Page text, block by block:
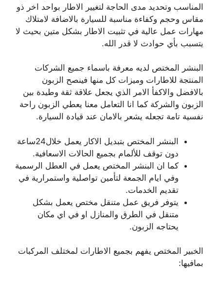
المناسب وتحديد مدى الحاجة لتغيير الاطار بواحد اخر ذو
مقاس وحجم وكفاءة مناسبة للسيارة بالاضافة لامتلاك
مهارات عمل عالية في تثبيت الاطار بشكل متين بحيث لا
يتسبب بأي حوادث لا قدر الله.
البنشر المختص لديه معرفة باسماء جميع الشركات
المنتجة للاطارات وميزات كل منها فينصح الزبون
بالافضل والاكفأ الامر الذي يجعل علاقة ثقة وطيدة بين
الزبون والشركة كما انا التعامل معنا يعطي الزبون راحة
نفسية تامة تجعله يشعر بالامان عند قيادة السيارة.
البنشر المختص بتبديل الاكار يعمل خلال24ساعة
دون توقف للألمام بجميع الحالات الاسعافية.
كما ان البنشر المختص يعمل في العطل الرسمية
وفي ايام الجمعة لتأمين تواصلية واستمرارية في
تقديم الخدمات.
يتوفر فريق عمل متنقل مختص يعمل بشكل
متنقل في الطرق والمنازل او في اي مكان
يحتاجه الزبون.
الخبير المختص يفهم بجميع الاطارات لمختلف المركبات
بمافيها: